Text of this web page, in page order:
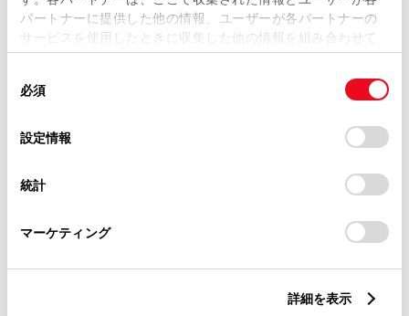
パートナーに提供した他の情報、ユーザーが各パートナーの
サービスを使用したときに収集した他の情報を組み合わせて
使用することがあります。当ウェブサイトの使用を続行する
デバイスにすべてのCookie(クッキー)が保存されることに同
意したことになります。Cookie(クッキー)のオプトアウト、
設定の変更、同意を撤回したりするにあたっては、当社の
「Cookie（クッキー）情報の取り扱いについて
」をご覧くだ
必須
設定情報
統計
マーケティング
詳細を表示
1550/1550mm
室内長×室内幅×室内高
1400kg
燃料・性能・詳細スペック